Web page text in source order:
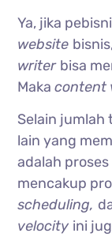
Ya, jika
website
writer bisa
Makacontent
Selain
lain yang
adalah
mencakup
scheduling,
velocity ini